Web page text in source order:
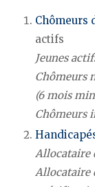
Chômeurs
actifs
Jeunes
Chômeurs
(6 mois
Chômeurs
Allocataire
Allocataire